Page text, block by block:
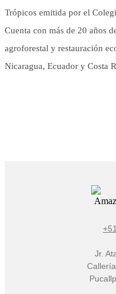
Trópicos emitida por el
Cuenta con más de 20 años
agroforestal y restauración
Nicaragua, Ecuador y Costa
Jr.